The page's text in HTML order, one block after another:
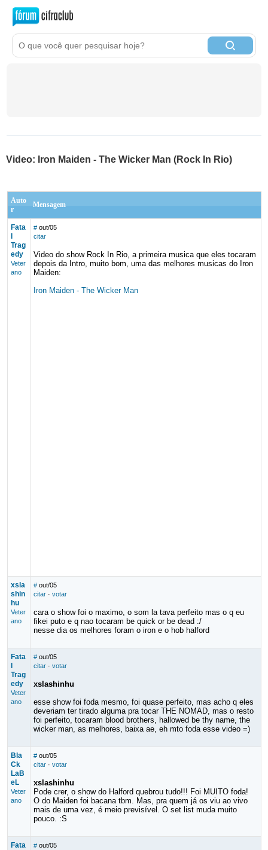
Video: Iron Maiden - The Wicker Man (Rock In Rio)
Auto
r
Mensagem
Fata
Trag
edy
Veter
ano
# out/05
citar
Video do show Rock In Rio, a primeira musica que eles tocaram
depois da Intro, muito bom, uma das melhores musicas do Iron
Maiden:
Iron Maiden - The Wicker Man
xsla
shin
hu
Veter
ano
# out/05
citar· votar
cara o show foi o maximo, o som la tava perfeito mas o q eu
fikei puto e q nao tocaram be quick or be dead :/
nesse dia os melhores foram o iron e o hob halford
Fata
Trag
edy
Veter
ano
# out/05
citar· votar
xslashinhu
esse show foi foda mesmo, foi quase perfeito, mas acho q eles
deveriam ter tirado alguma pra tocar THE NOMAD, mas o resto
foi perfeito, tocaram blood brothers, hallowed be thy name, the
wicker man, as melhores, baixa ae, eh mto foda esse video =)
Bla
Ck
LaB
eL
Veter
ano
# out/05
citar· votar
xslashinhu
Pode crer, o show do Halford quebrou tudo!!! Foi MUITO foda!
O do Maiden foi bacana tbm. Mas, pra quem já os viu ao vivo
mais de uma vez, é meio previsível. O set list muda muito
pouco. :S
Fata
# out/05